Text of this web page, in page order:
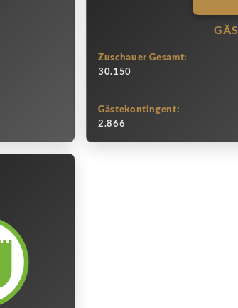
Zuschauer Gesamt:
30.150
Gästekontingent:
2.866